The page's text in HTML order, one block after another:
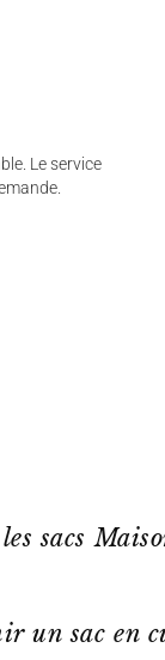
Le service
sacs
un sac en